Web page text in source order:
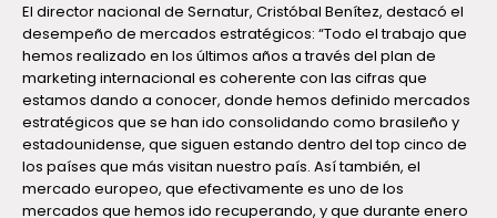
El director nacional de Sernatur, Cristóbal Benítez, destacó el
desempeño de mercados estratégicos: “Todo el trabajo que
hemos realizado en los últimos años a través del plan de
marketing internacional es coherente con las cifras que
estamos dando a conocer, donde hemos definido mercados
estratégicos que se han ido consolidando como brasileño y
estadounidense, que siguen estando dentro del top cinco de
los países que más visitan nuestro país. Así también, el
mercado europeo, que efectivamente es uno de los
mercados que hemos ido recuperando, y que durante enero